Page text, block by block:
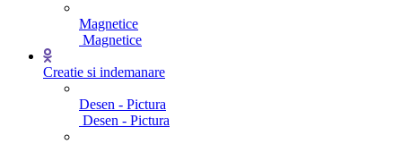
Magnetice
Magnetice
Creatie si indemanare
Desen - Pictura
Desen - Pictura